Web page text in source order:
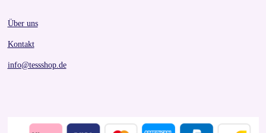
Über uns
Kontakt
info@tessshop.de